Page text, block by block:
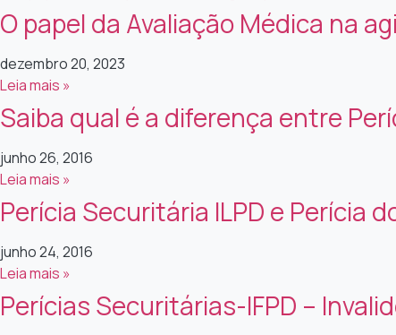
O papel da Avaliação Médica na
dezembro 20, 2023
Leia mais »
Saiba qual é a diferença entre
junho 26, 2016
Leia mais »
Perícia Securitária ILPD e Perícia
junho 24, 2016
Leia mais »
Perícias Securitárias-IFPD –